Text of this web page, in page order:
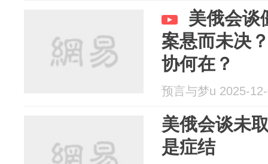
美俄会谈
案悬而未决
协何在？
预言与梦u 2025-
美俄会谈未
是症结